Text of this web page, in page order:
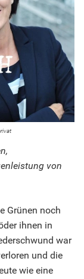
von
Grünen noch
ihnen in
war
und die
wie eine